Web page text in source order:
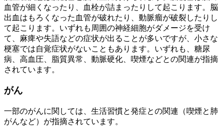
血管が細くなったり、血栓が詰まったりして起こります。脳
出血はもろくなった血管が破れたり、動脈瘤が破裂したりし
て起こります。いずれも周囲の神経細胞がダメージを受け
て、麻痺や失語などの症状が出ることが多いですが、小さな
梗塞では自覚症状がないこともあります。いずれも、糖尿
病、高血圧、脂質異常、動脈硬化、喫煙などとの関連が指摘
されています。
がん
一部のがんに関しては、生活習慣と発症との関連（喫煙と肺
がんなど）が指摘されています。